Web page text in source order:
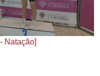
Natação]